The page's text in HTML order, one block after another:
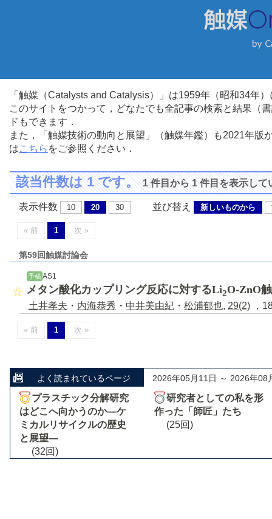
「触媒（Catalysts and Catalysis）」は1959年（昭和34年
このサイトをつかって，どなたでも全記事の検索と結果（
ドもできます．
また，「触媒技術の動向と展望」（触媒年鑑）も2021年
はこちら をご参照ください．
該当件数は 1 です。1 件目から 1 件目を表示して
表示件数 10 20 30 並び替え 新しいものから
« 前 1 次 »
第59回触媒討論会
予稿 AS1
メタン酸化カップリング反応に対するLi2O-ZnO
土井孝夫 ・ 内海恭秀 ・ 中井美由紀 ・ 松浦郁也, 29(2) ，
« 前 1 次 »
よく読まれているページ 2026年05月11日 ～ 2026年08
プラスチック分解研究
はどこへ向かうのか―ケ
ミカルリサイクルの歴史
と展望―
(32回)
研究者としての私を形
作った「師匠」たち
(25回)